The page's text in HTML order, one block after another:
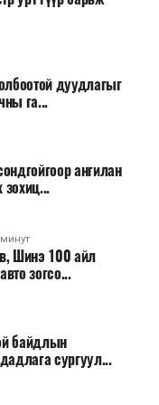
дуудлагыг
га...
ангилан
зохиц...
Шинэ 100 айл
зогсо...
байдлын
сургуул...